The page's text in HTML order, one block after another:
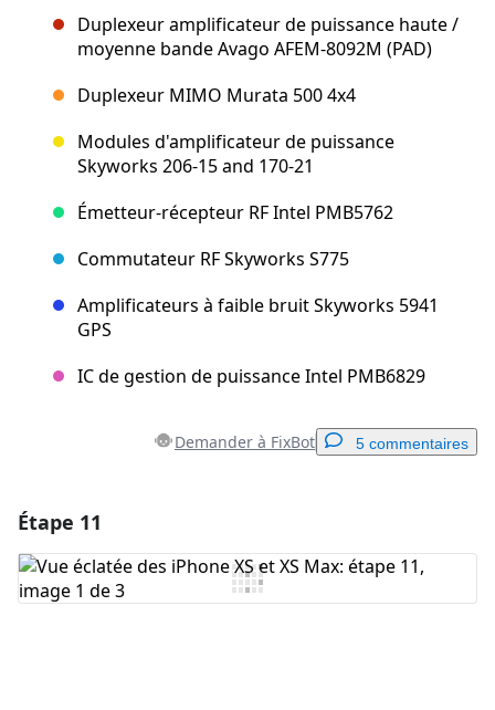
Duplexeur amplificateur de puissance haute /
moyenne bande Avago AFEM-8092M (PAD)
Duplexeur MIMO Murata 500 4x4
Modules d'amplificateur de puissance
Skyworks 206-15 and 170-21
Émetteur-récepteur RF Intel PMB5762
Commutateur RF Skyworks S775
Amplificateurs à faible bruit Skyworks 5941
GPS
IC de gestion de puissance Intel PMB6829
Demander à FixBot 5 commentaires
Ajouter un commentaire
Étape 11